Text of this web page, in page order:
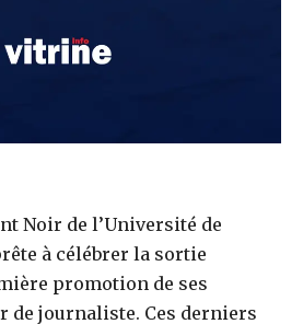
Noir de l’Université de
à célébrer la sortie
promotion de ses
de journaliste. Ces derniers